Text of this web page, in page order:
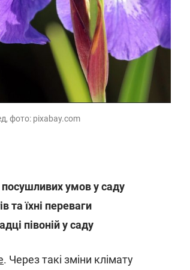
фото: pixabay.com
умов у саду
та їхні переваги
півоній у саду
. Через такі зміни клімату